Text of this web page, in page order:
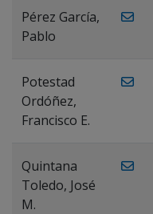
Pérez García,
Pablo
Potestad
Ordóñez,
Francisco E.
Quintana
Toledo, José
M.